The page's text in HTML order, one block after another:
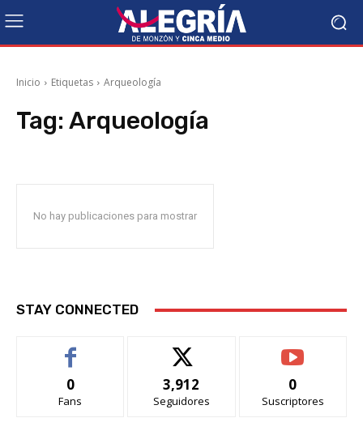
Inicio Etiquetas Arqueología
Tag: Arqueología
No hay publicaciones para mostrar
STAY CONNECTED
0
Fans
3,912
Seguidores
0
Suscriptores